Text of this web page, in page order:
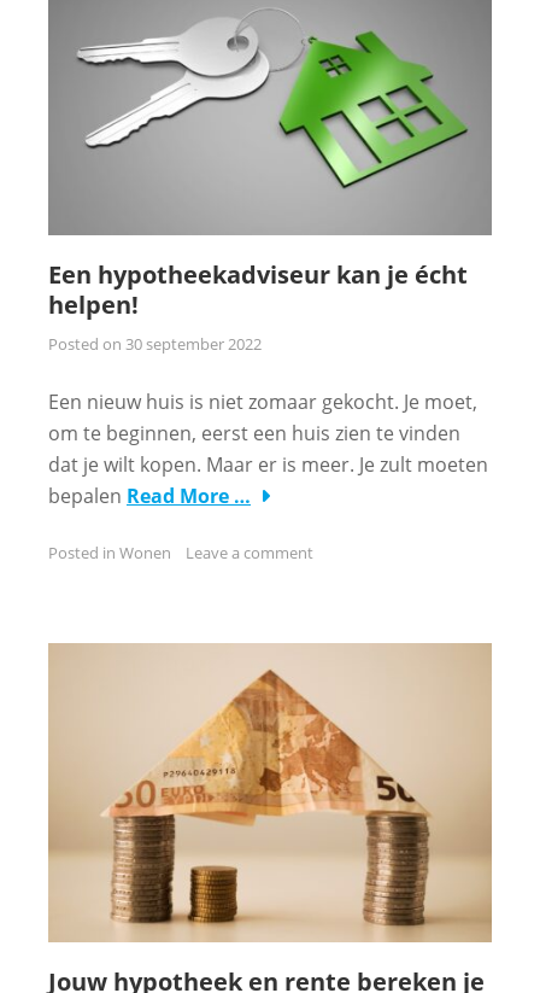
Een hypotheekadviseur kan je écht
helpen!
Posted on 30 september 2022
Een nieuw huis is niet zomaar gekocht. Je moet,
om te beginnen, eerst een huis zien te vinden
dat je wilt kopen. Maar er is meer. Je zult moeten
bepalen Read More …
Posted in Wonen Leave a comment
Jouw hypotheek en rente bereken je